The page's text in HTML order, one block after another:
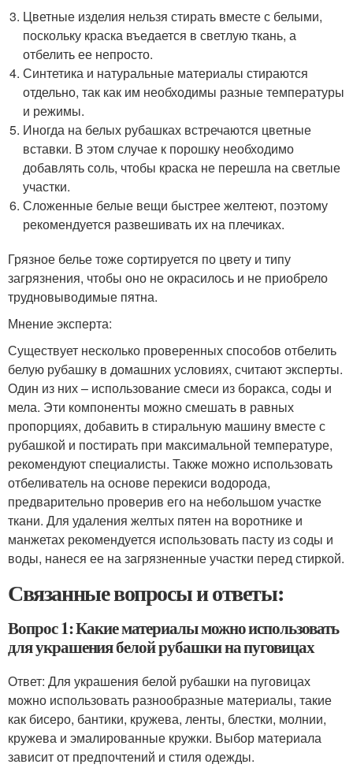
Цветные изделия нельзя стирать вместе с белыми,
поскольку краска въедается в светлую ткань, а
отбелить ее непросто.
Синтетика и натуральные материалы стираются
отдельно, так как им необходимы разные температуры
и режимы.
Иногда на белых рубашках встречаются цветные
вставки. В этом случае к порошку необходимо
добавлять соль, чтобы краска не перешла на светлые
участки.
Сложенные белые вещи быстрее желтеют, поэтому
рекомендуется развешивать их на плечиках.
Грязное белье тоже сортируется по цвету и типу
загрязнения, чтобы оно не окрасилось и не приобрело
трудновыводимые пятна.
Мнение эксперта:
Существует несколько проверенных способов отбелить
белую рубашку в домашних условиях, считают эксперты.
Один из них – использование смеси из боракса, соды и
мела. Эти компоненты можно смешать в равных
пропорциях, добавить в стиральную машину вместе с
рубашкой и постирать при максимальной температуре,
рекомендуют специалисты. Также можно использовать
отбеливатель на основе перекиси водорода,
предварительно проверив его на небольшом участке
ткани. Для удаления желтых пятен на воротнике и
манжетах рекомендуется использовать пасту из соды и
воды, нанеся ее на загрязненные участки перед стиркой.
Связанные вопросы и ответы:
Вопрос 1: Какие материалы можно использовать
для украшения белой рубашки на пуговицах
Ответ: Для украшения белой рубашки на пуговицах
можно использовать разнообразные материалы, такие
как бисеро, бантики, кружева, ленты, блестки, молнии,
кружева и эмалированные кружки. Выбор материала
зависит от предпочтений и стиля одежды.